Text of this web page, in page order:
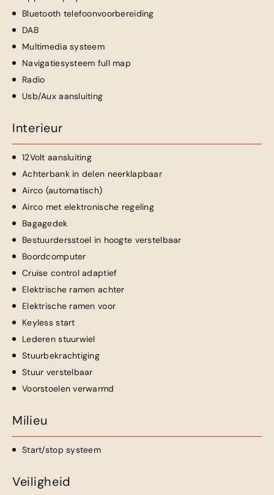
Bluetooth telefoonvoorbereiding
DAB
Multimedia systeem
Navigatiesysteem full map
Radio
Usb/Aux aansluiting
Interieur
12Volt aansluiting
Achterbank in delen neerklapbaar
Airco (automatisch)
Airco met elektronische regeling
Bagagedek
Bestuurdersstoel in hoogte verstelbaar
Boordcomputer
Cruise control adaptief
Elektrische ramen achter
Elektrische ramen voor
Keyless start
Lederen stuurwiel
Stuurbekrachtiging
Stuur verstelbaar
Voorstoelen verwarmd
Milieu
Start/stop systeem
Veiligheid